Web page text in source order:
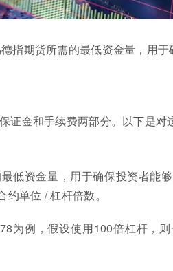
指期货所需的最低资金量，用
证金和手续费两部分。以下是对
低资金量，用于确保投资者能
单位 / 杠杆倍数。
为例，假设使用100倍杠杆，